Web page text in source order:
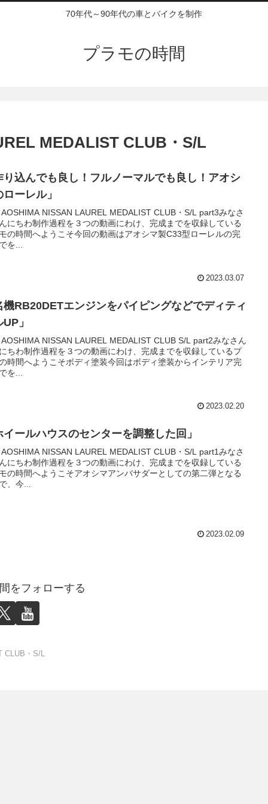
70年代～90年代の車とバイクを制作
プラモの時間
MEDALIST CLUB・S/L
り込んでも良し！フルノーマルでも良し！アオシ
ーレル」
NISSAN LAUREL MEDALIST CLUB・S/L part3みなさ
にちわ制作過程を３つの動画にわけ、完成までを収録している
の時間へようこそ今回の動画はアオシマ製C33型ローレルの完
を...
2023.03.07
機RB20DETエンジンをパイピングなどでディティ
」
NISSAN LAUREL MEDALIST CLUB S/L part2みなさん
ちわ制作過程を３つの動画にわけ、完成までを収録しているプ
時間へようこそボディ塗装今回はボディ塗装からインテリア完
を...
2023.02.20
イールハウスのセンターを調整した回」
NISSAN LAUREL MEDALIST CLUB・S/L part1みなさ
にちわ制作過程を３つの動画にわけ、完成までを収録している
の時間へようこそアオシマアンバサダーとしての第二弾となる
、今...
2023.02.09
をフォローする
CLUB・S/L